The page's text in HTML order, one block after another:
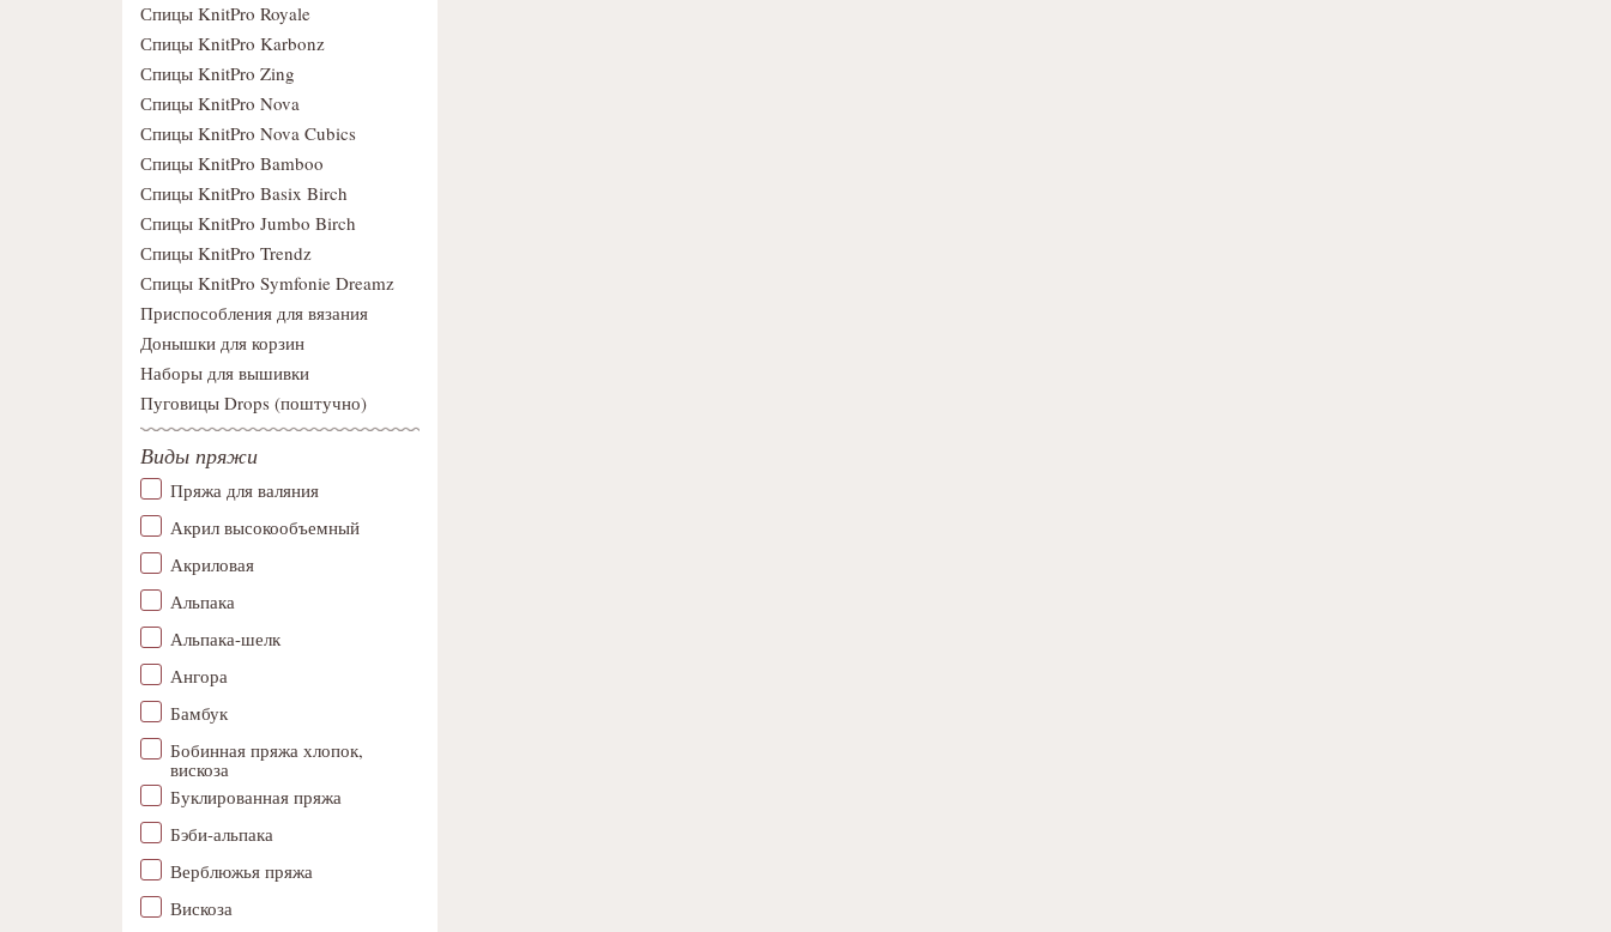
Спицы KnitPro Royale
Спицы KnitPro Karbonz
Спицы KnitPro Zing
Спицы KnitPro Nova
Спицы KnitPro Nova Cubics
Спицы KnitPro Bamboo
Спицы KnitPro Basix Birch
Спицы KnitPro Jumbo Birch
Спицы KnitPro Trendz
Спицы KnitPro Symfonie Dreamz
Приспособления для вязания
Донышки для корзин
Наборы для вышивки
Пуговицы Drops (поштучно)
Виды пряжи
Пряжа для валяния
Акрил высокообъемный
Акриловая
Альпака
Альпака-шелк
Ангора
Бамбук
Бобинная пряжа хлопок,
вискоза
Буклированная пряжа
Бэби-альпака
Верблюжья пряжа
Вискоза